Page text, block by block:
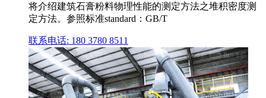
将介绍建筑石膏粉料物理性能的测定方法之堆积密度测
定方法。参照标准standard：GB/T
联系电话: 180 3780 8511